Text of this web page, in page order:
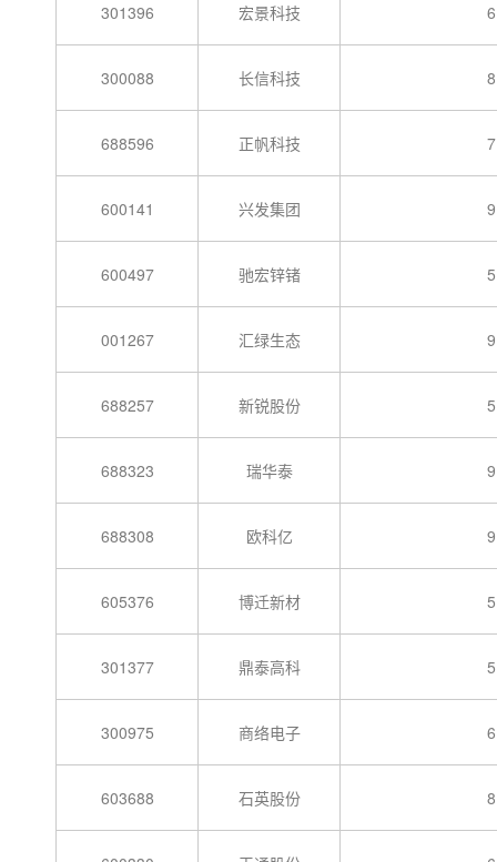
301396 宏景科技 6
300088 长信科技 8
688596 正帆科技 7
600141 兴发集团 9
600497 驰宏锌锗 5
001267 汇绿生态 9
688257 新锐股份 5
688323 瑞华泰 9
688308 欧科亿 9
605376 博迁新材 5
301377 鼎泰高科 5
300975 商络电子 6
603688 石英股份 8